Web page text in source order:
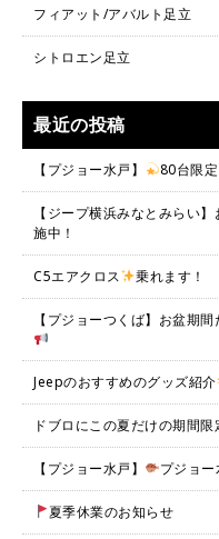
フィアット/アバルト足立
シトロエン足立
最近の投稿
【プジョー水戸】 80台限定
【ジープ横浜みなとみらい
施中！
C5エアクロス 乗れます！
【プジョーつくば】お盆期
Jeepのおすすめのグッズ紹介
ドブロにこの夏だけの期間限
【プジョー水戸】 プジョ
夏季休業のお知らせ